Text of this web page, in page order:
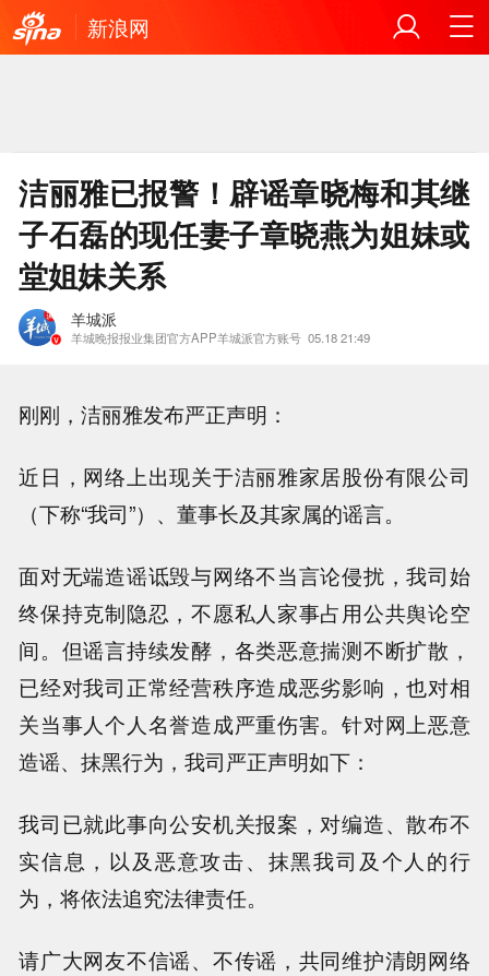
新浪网
洁丽雅已报警！辟谣章晓梅和其继
子石磊的现任妻子章晓燕为姐妹或
堂姐妹关系
羊城派
羊城晚报报业集团官方APP羊城派官方账号 05.18 21:49
刚刚，洁丽雅发布严正声明：
近日，网络上出现关于洁丽雅家居股份有限公司
（下称“我司”）、董事长及其家属的谣言。
面对无端造谣诋毁与网络不当言论侵扰，我司始
终保持克制隐忍，不愿私人家事占用公共舆论空
间。但谣言持续发酵，各类恶意揣测不断扩散，
已经对我司正常经营秩序造成恶劣影响，也对相
关当事人个人名誉造成严重伤害。针对网上恶意
造谣、抹黑行为，我司严正声明如下：
我司已就此事向公安机关报案，对编造、散布不
实信息，以及恶意攻击、抹黑我司及个人的行
为，将依法追究法律责任。
请广大网友不信谣、不传谣，共同维护清朗网络